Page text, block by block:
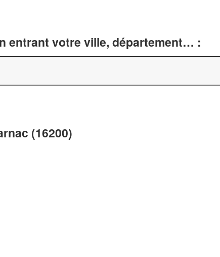
entrant votre ville, département… :
(16200)